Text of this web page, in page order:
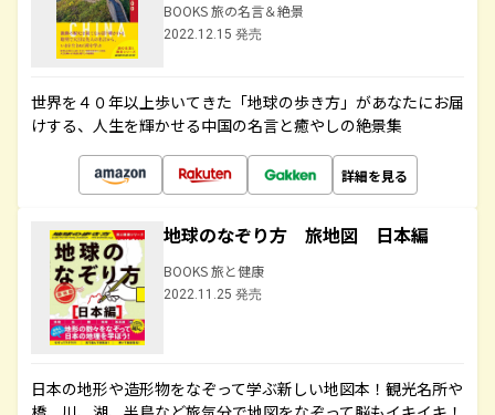
BOOKS 旅の名言＆絶景
2022.12.15 発売
世界を４０年以上歩いてきた「地球の歩き方」があなたにお届
けする、人生を輝かせる中国の名言と癒やしの絶景集
詳細を見る
地球のなぞり方 旅地図 日本編
BOOKS 旅と健康
2022.11.25 発売
日本の地形や造形物をなぞって学ぶ新しい地図本！観光名所や